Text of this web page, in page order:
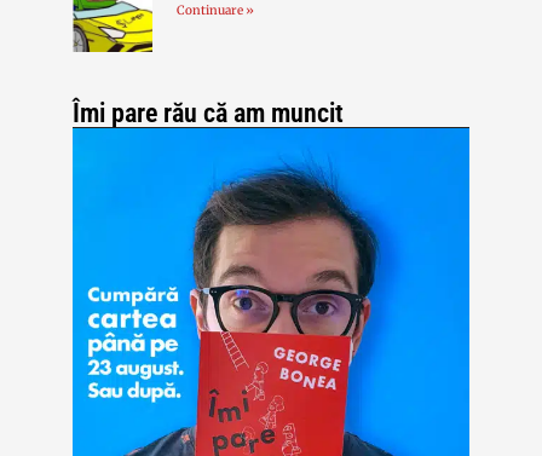
Continuare »
Îmi pare rău că am muncit